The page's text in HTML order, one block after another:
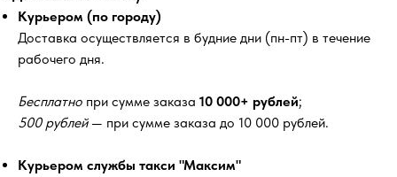
Курьером (по городу)
Доставка осуществляется в будние дни (пн-пт) в течение
рабочего дня.
Бесплатно при сумме заказа 10 000+ рублей;
500 рублей— при сумме заказа до 10 000 рублей.
Курьером службы такси "Максим"